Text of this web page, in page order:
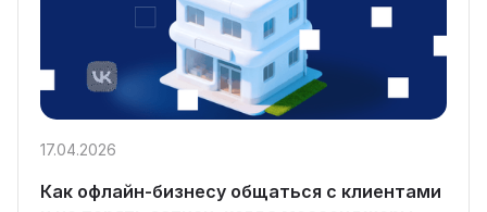
17.04.2026
Как офлайн-бизнесу общаться с клиентами